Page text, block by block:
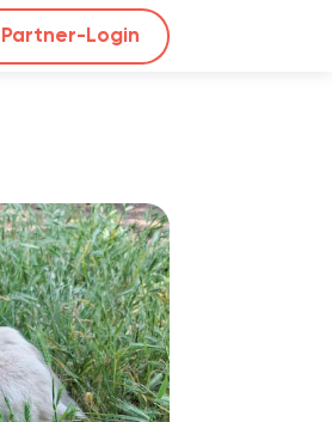
Partner-Login